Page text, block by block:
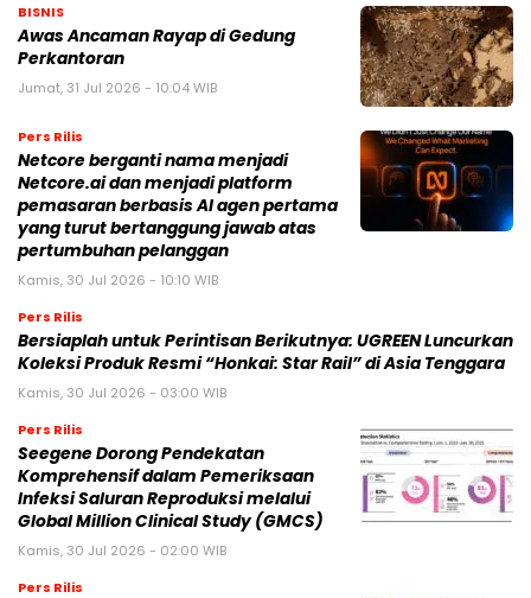
BISNIS
Awas Ancaman Rayap di Gedung
Perkantoran
Jumat, 31 Jul 2026 - 10:04 WIB
Pers Rilis
Netcore berganti nama menjadi
Netcore.ai dan menjadi platform
pemasaran berbasis AI agen pertama
yang turut bertanggung jawab atas
pertumbuhan pelanggan
Kamis, 30 Jul 2026 - 10:10 WIB
Pers Rilis
Bersiaplah untuk Perintisan Berikutnya: UGREEN Luncurkan
Koleksi Produk Resmi “Honkai: Star Rail” di Asia Tenggara
Kamis, 30 Jul 2026 - 03:00 WIB
Pers Rilis
Seegene Dorong Pendekatan
Komprehensif dalam Pemeriksaan
Infeksi Saluran Reproduksi melalui
Global Million Clinical Study (GMCS)
Kamis, 30 Jul 2026 - 02:00 WIB
Pers Rilis